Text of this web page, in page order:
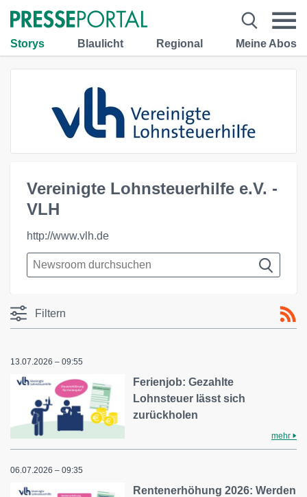
Storys Blaulicht Regional Meine Abos
Vereinigte Lohnsteuerhilfe e.V. -
VLH
http://www.vlh.de
Filtern
13.07.2026 – 09:55
Ferienjob: Gezahlte
Lohnsteuer lässt sich
zurückholen
mehr
06.07.2026 – 09:35
Rentenerhöhung 2026: Werden